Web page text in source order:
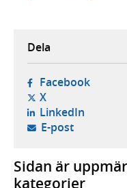
Dela
Facebook-
X- öppnas i ny
LinkedIn-
E-post- öppnar
Sidan är
kategorier